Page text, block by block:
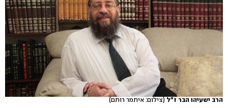
הרב ישעיהו הבר ז"ל (צילום: איתמר רותם)